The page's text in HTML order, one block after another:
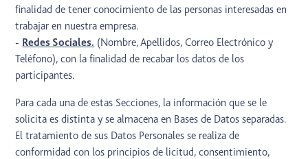
finalidad de tener conocimiento de las personas interesadas en
trabajar en nuestra empresa.
- Redes Sociales. (Nombre, Apellidos, Correo Electrónico y
Teléfono), con la finalidad de recabar los datos de los
participantes.
Para cada una de estas Secciones, la información que se le
solicita es distinta y se almacena en Bases de Datos separadas.
El tratamiento de sus Datos Personales se realiza de
conformidad con los principios de licitud, consentimiento,